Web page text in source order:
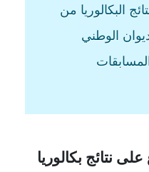
البكالوريا من
الوطني
نتائج بكالوريا